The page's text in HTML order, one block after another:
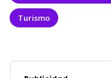
Turismo